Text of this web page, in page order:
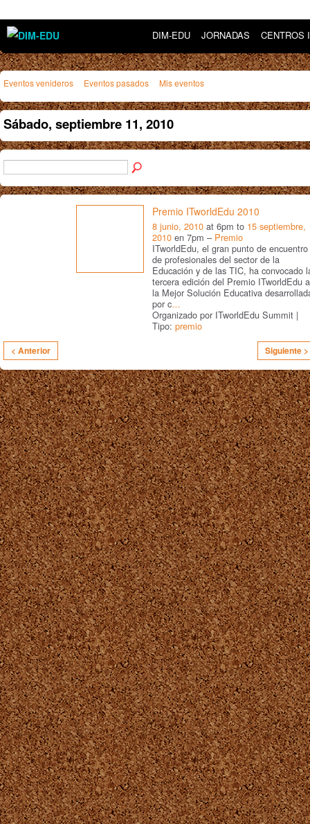
DIM-EDU JORNADAS CENTROS
Eventos venideros Eventos pasados Mis eventos
Sábado, septiembre 11, 2010
Premio ITworldEdu 2010
8 junio, 2010 at 6pm to 15 septiembre,
2010 en 7pm – Premio
ITworldEdu, el gran punto de encuentro
de profesionales del sector de la
Educación y de las TIC, ha convocado
tercera edición del Premio ITworldEdu a
la Mejor Solución Educativa
por c…
Organizado por ITworldEdu Summit |
Tipo: premio
< Anterior Siguiente >